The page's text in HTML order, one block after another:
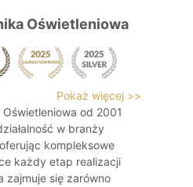
Oświetleniowa
Pokaż więcej >>
od 2001
w branży
kompleksowe
każdy etap realizacji
zajmuje się zarówno